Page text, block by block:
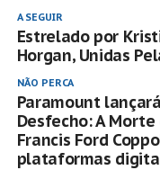
A SEGUIR
Estrelado por
Horgan, Unidas
NÃO PERCA
Paramount
Desfecho: A Morte
Francis Ford
plataformas